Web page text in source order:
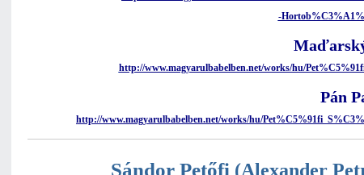
-
http://www.magyarulbabelben.net/works/hu/
Pán
http://www.magyarulbabelben.net/works/hu/
Sándor Petőfi (Alexander